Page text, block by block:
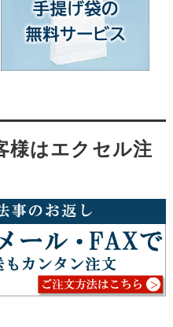
様はエクセル注